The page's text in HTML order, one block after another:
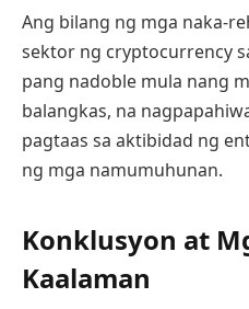
Ang bilang ng mga naka-
sektor ng cryptocurrency
pang nadoble mula nang
balangkas, na
pagtaas sa aktibidad ng
ng mga namumuhunan.
Konklusyon at
Kaalaman